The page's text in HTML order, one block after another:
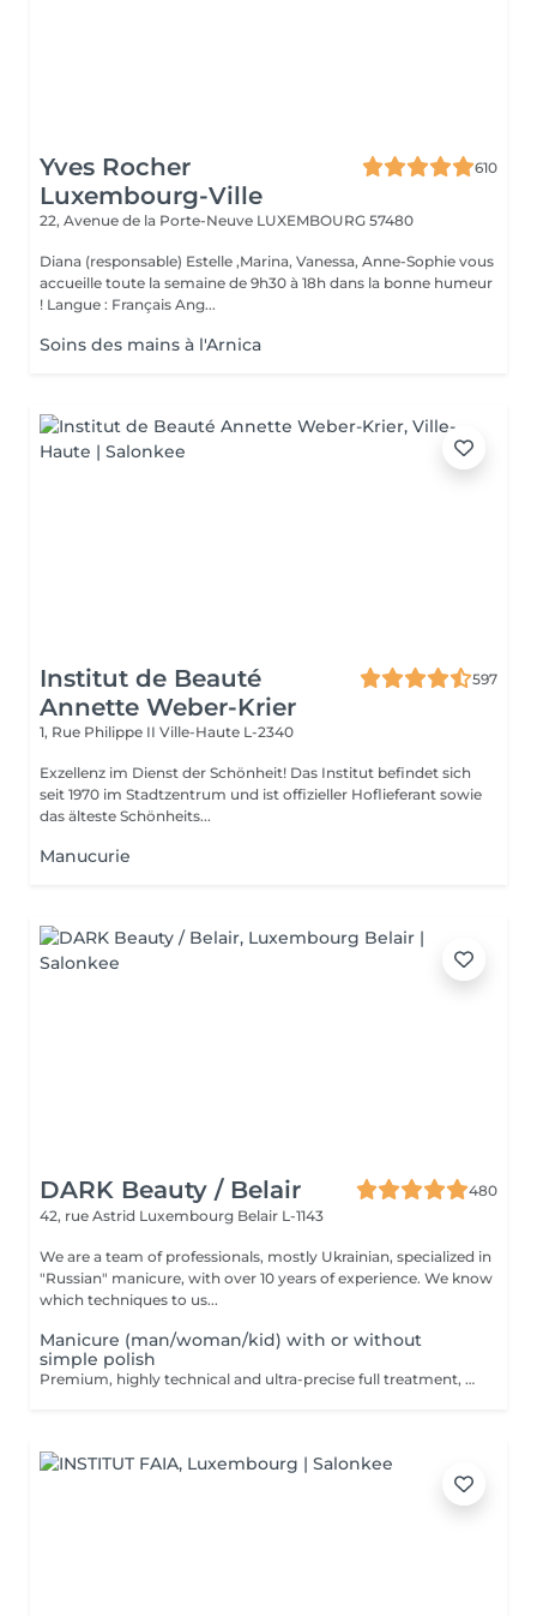
Yves Rocher
Luxembourg-Ville
610
22, Avenue de la Porte-Neuve LUXEMBOURG 57480
Diana (responsable) Estelle ,Marina, Vanessa, Anne-Sophie vous
accueille toute la semaine de 9h30 à 18h dans la bonne humeur
! Langue : Français Ang...
Soins des mains à l'Arnica
Institut de Beauté
Annette Weber-Krier
597
1, Rue Philippe II Ville-Haute L-2340
Exzellenz im Dienst der Schönheit! Das Institut befindet sich
seit 1970 im Stadtzentrum und ist offizieller Hoflieferant sowie
das älteste Schönheits...
Manucurie
DARK Beauty / Belair
480
42, rue Astrid Luxembourg Belair L-1143
We are a team of professionals, mostly Ukrainian, specialized in
"Russian" manicure, with over 10 years of experience. We know
which techniques to us...
Manicure (man/woman/kid) with or without
simple polish
Premium, highly technical and ultra-precise full treatment, performed mainly with an e-file to achieve a perfectly clean nail contour and apply the polish as close as possible, even slightly under the cuticle. This technique helps visually delay the regrowth by around 10 days. Visual result: -Extremely well-groomed nails, clean contours, flawless shape -Instagram / photo studio effect: neat, precise, with no visible dry skin Service content: -Removal of old semi-permanent and/or gel polish (if needed, please book accordingly this option via this screen) -Very meticulous preparation of the nail plate -Removal of dead skin -Shape and file nails -Gentle cuticle care -Application of a transparent simple polish (if desired) OR application of your own simple polish to bring with you (if needed, please book accordingly this option via this screen) -Application of cuticle oil and hand cream